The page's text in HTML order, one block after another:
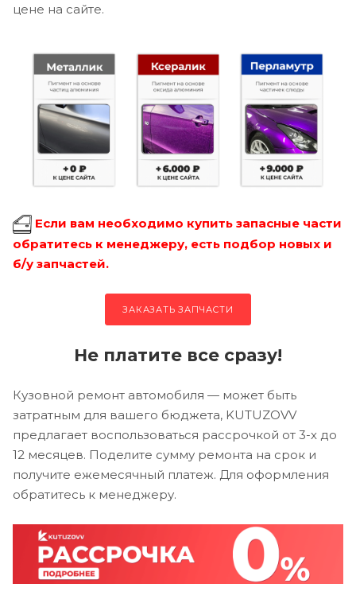
цене на сайте.
Если вам необходимо купить запасные части
обратитесь к менеджеру, есть подбор новых и
б/у запчастей.
ЗАКАЗАТЬ ЗАПЧАСТИ
Не платите все сразу!
Кузовной ремонт автомобиля — может быть
затратным для вашего бюджета, KUTUZOVV
предлагает воспользоваться рассрочкой от 3-х до
12 месяцев. Поделите сумму ремонта на срок и
получите ежемесячный платеж. Для оформления
обратитесь к менеджеру.